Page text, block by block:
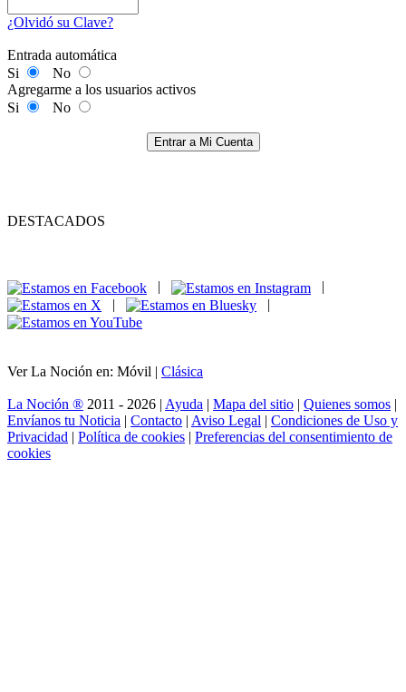
¿Olvidó su Clave?
Entrada automática
Si
No
Agregarme a los usuarios activos
Si
No
Entrar a Mi Cuenta
DESTACADOS
|
|
Ver La Noción en: Móvil | Clásica
La Noción ® 2011 - 2026 | Ayuda | Mapa del sitio | Quienes somos |
Envíanos tu Noticia | Contacto | Aviso Legal | Condiciones de Uso y
Privacidad | Política de cookies | Preferencias del consentimiento de
cookies